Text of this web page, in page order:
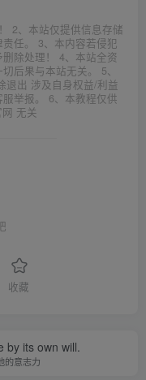
2、本站仅提供信息存储
任。 3、本内容若侵犯
除处理！ 4、本站全资
后果与本站无关。 5、
退出 涉及自身权益/利益
举报。 6、本教程仅供
无关
收藏
by its own will.
的意志力